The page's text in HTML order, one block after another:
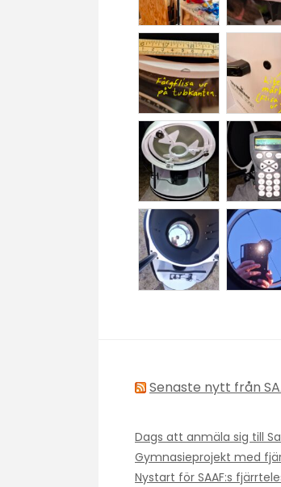
Senaste nytt från
Dags att anmäla sig till
Gymnasieprojekt med
Nystart för SAAF:s